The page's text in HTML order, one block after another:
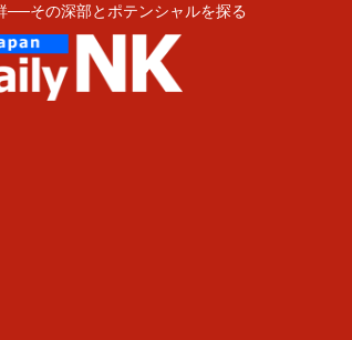
──その深部とポテンシャルを探る